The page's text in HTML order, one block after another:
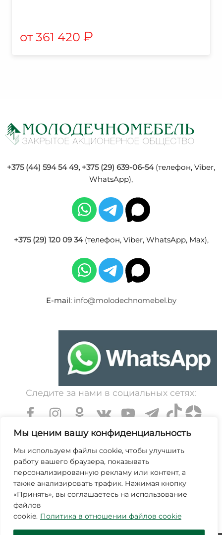
Мы ценим вашу конфиденциальность
Мы используем файлы cookie, чтобы улучшить
работу вашего браузера, показывать
персонализированную рекламу или контент, а
также анализировать трафик. Нажимая кнопку
«Принять», вы соглашаетесь на использование
файлов
cookie. Политика в отношении файлов cookie
361 420 ₽
+375 (44) 594 54 49, +375 (29) 639-06-54(телефон, Viber,
WhatsApp),
+375 (29) 120 09 34(телефон, Viber, WhatsApp, Max),
E-mail: info@molodechnomebel.by
Следите за нами в социальных сетях:
УНП 600203065. Свидетельство о государственной
регистрации № 364 от 7 декабря 1999 выдано
Минским областным исполнительным комитетом.
Зарегистрирован в торговом реестре Республики
Беларусь №463845 от 25 октября 2019г.